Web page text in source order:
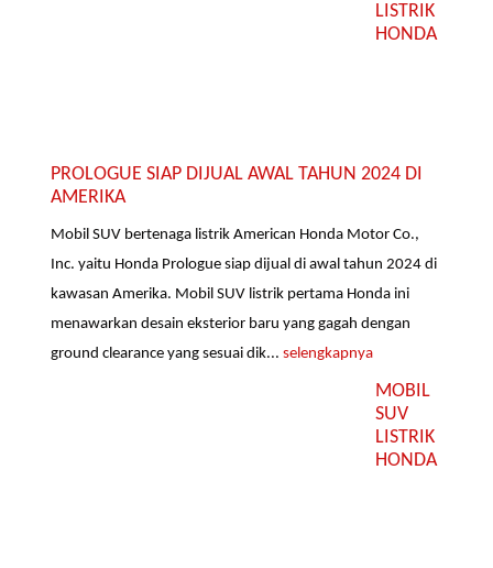
LISTRIK
HONDA
PROLOGUE SIAP DIJUAL AWAL TAHUN 2024 DI
AMERIKA
Mobil SUV bertenaga listrik American Honda Motor Co.,
Inc. yaitu Honda Prologue siap dijual di awal tahun 2024 di
kawasan Amerika. Mobil SUV listrik pertama Honda ini
menawarkan desain eksterior baru yang gagah dengan
ground clearance yang sesuai dik...selengkapnya
MOBIL
SUV
LISTRIK
HONDA